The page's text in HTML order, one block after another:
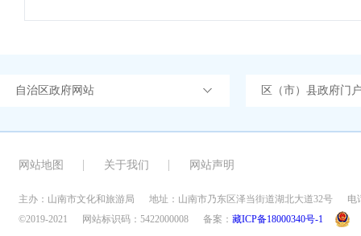
自治区政府网站 区（市）县政府门
网站地图 关于我们 网站声明
主办：山南市文化和旅游局 地址：山南市乃东区泽当街道湖北大道32号
电
©2019-2021
网站标识码：5422000008 备案： 藏ICP备18000340号-1